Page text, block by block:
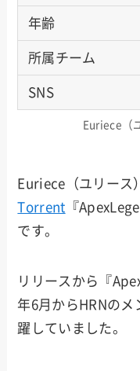
年齢
所属チーム
SNS
Euriece（
Euriece（ユリース
Torrent 『
です。
リリースから『
年6月からHRNの
躍していました。